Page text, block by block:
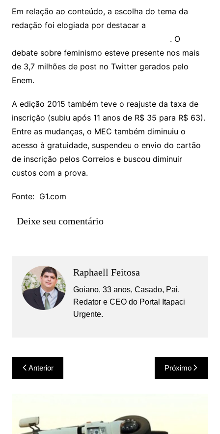
Em relação ao conteúdo, a escolha do tema da
redação foi elogiada por destacar a
. O
debate sobre feminismo esteve presente nos mais
de 3,7 milhões de post no Twitter gerados pelo
Enem.
A edição 2015 também teve o reajuste da taxa de
inscrição (subiu após 11 anos de R$ 35 para R$ 63).
Entre as mudanças, o MEC também diminuiu o
acesso à gratuidade, suspendeu o envio do cartão
de inscrição pelos Correios e buscou diminuir
custos com a prova.
Fonte: G1.com
Deixe seu comentário
Raphaell Feitosa
Goiano, 33 anos, Casado, Pai,
Redator e CEO do Portal Itapaci
Urgente.
Navegação
de
Anterior Próximo